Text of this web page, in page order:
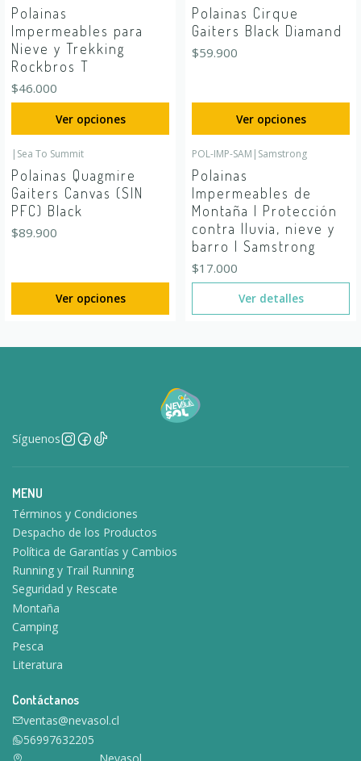
Polainas
Impermeables para
Nieve y Trekking
Rockbros T
$46.000
Ver opciones
Polainas Cirque
Gaiters Black Diamand
$59.900
Ver opciones
| Sea To Summit
Polainas Quagmire
Gaiters Canvas (SIN
PFC) Black
$89.900
Ver opciones
POL-IMP-SAM | Samstrong
Polainas
Impermeables de
Montaña | Protección
contra lluvia, nieve y
barro | Samstrong
$17.000
Ver detalles
Síguenos
MENU
Términos y Condiciones
Despacho de los Productos
Política de Garantías y Cambios
Running y Trail Running
Seguridad y Rescate
Montaña
Camping
Pesca
Literatura
Contáctanos
ventas@nevasol.cl
56997632205